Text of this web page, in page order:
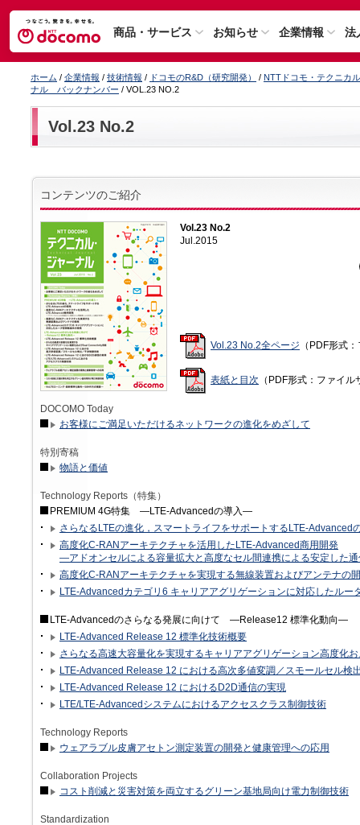
商品・サービス お知らせ 企業情報 法
ホーム / 企業情報 / 技術情報 / ドコモのR&D（研究開発） / NTTドコモ・テクニカ
ナル バックナンバー / VOL.23 NO.2
Vol.23 No.2
コンテンツのご紹介
Vol.23 No.2
Jul.2015
Vol.23 No.2全ページ （PDF形式
表紙と目次 （PDF形式：ファイ
DOCOMO Today
お客様にご満足いただけるネットワークの進化をめざして
特別寄稿
物語と価値
Technology Reports（特集）
PREMIUM 4G特集 —LTE-Advancedの導入—
さらなるLTEの進化，スマートライフをサポートするLTE-Advanced
高度化C-RANアーキテクチャを活用したLTE-Advanced商用開発
—アドオンセルによる容量拡大と高度なセル間連携による安定した
高度化C-RANアーキテクチャを実現する無線装置およびアンテナの
LTE-Advancedカテゴリ6 キャリアアグリゲーションに対応したルー
LTE-Advancedのさらなる発展に向けて —Release12 標準化動向—
LTE-Advanced Release 12 標準化技術概要
さらなる高速大容量化を実現するキャリアアグリゲーション高度化
LTE-Advanced Release 12 における高次多値変調／スモールセル検
LTE-Advanced Release 12 におけるD2D通信の実現
LTE/LTE-Advancedシステムにおけるアクセスクラス制御技術
Technology Reports
ウェアラブル皮膚アセトン測定装置の開発と健康管理への応用
Collaboration Projects
コスト削減と災害対策を両立するグリーン基地局向け電力制御技術
Standardization